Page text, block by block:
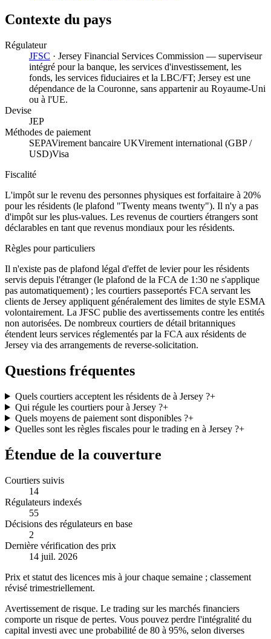
Contexte du pays
Régulateur
JFSC · Jersey Financial Services Commission — superviseur
intégré pour la banque, les services d'investissement, les
fonds, les services fiduciaires et la LBC/FT; Jersey est une
dépendance de la Couronne, sans appartenir au Royaume-Uni
ou à l'UE.
Devise
JEP
Méthodes de paiement
SEPAVirement bancaire UKVirement international (GBP /
USD)Visa
Fiscalité
L'impôt sur le revenu des personnes physiques est forfaitaire à 20%
pour les résidents (le plafond "Twenty means twenty"). Il n'y a pas
d'impôt sur les plus-values. Les revenus de courtiers étrangers sont
déclarables en tant que revenus mondiaux pour les résidents.
Règles pour particuliers
Il n'existe pas de plafond légal d'effet de levier pour les résidents
servis depuis l'étranger (le plafond de la FCA de 1:30 ne s'applique
pas automatiquement) ; les courtiers passeportés FCA servant les
clients de Jersey appliquent généralement des limites de style ESMA
volontairement. La JFSC publie des avertissements contre les entités
non autorisées. De nombreux courtiers de détail britanniques
étendent leurs services réglementés par la FCA aux résidents de
Jersey via des arrangements de reverse-solicitation.
Questions fréquentes
Quels courtiers acceptent les résidents de à Jersey ?+
Qui régule les courtiers pour à Jersey ?+
Quels moyens de paiement sont disponibles ?+
Quelles sont les règles fiscales pour le trading en à Jersey ?+
Étendue de la couverture
Courtiers suivis
14
Régulateurs indexés
55
Décisions des régulateurs en base
2
Dernière vérification des prix
14 juil. 2026
Prix et statut des licences mis à jour chaque semaine ; classement
révisé trimestriellement.
Avertissement de risque. Le trading sur les marchés financiers
comporte un risque de pertes. Vous pouvez perdre l'intégralité du
capital investi avec une probabilité de 80 à 95%, selon diverses